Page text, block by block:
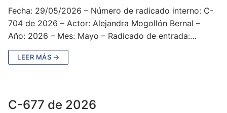
Fecha: 29/05/2026 – Número de radicado interno: C-
704 de 2026 – Actor: Alejandra Mogollón Bernal –
Año: 2026 – Mes: Mayo – Radicado de entrada:…
LEER MÁS →
C-677 de 2026